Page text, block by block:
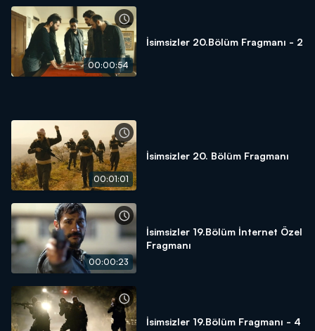
00:00:54
İsimsizler 20.Bölüm Fragmanı - 2
00:01:01
İsimsizler 20. Bölüm Fragmanı
00:00:23
İsimsizler 19.Bölüm İnternet Özel
Fragmanı
İsimsizler 19.Bölüm Fragmanı - 4